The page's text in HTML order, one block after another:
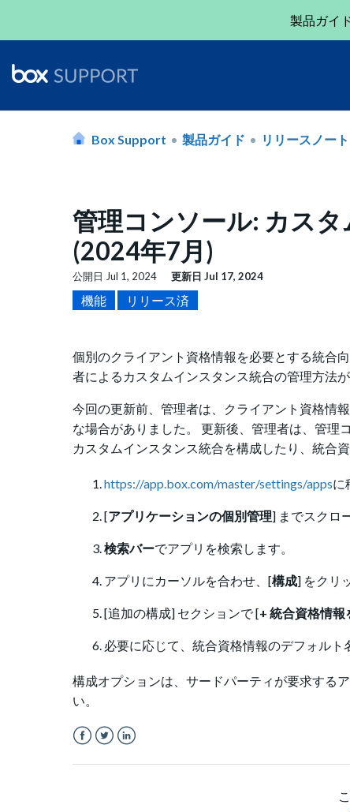
製品ガイ
Box Support 製品ガイド リリースノート
管理コンソール: カス
(2024年7月)
公開日 Jul 1, 2024 更新日 Jul 17, 2024
機能 リリース済
個別のクライアント資格情報を必要とする統合
者によるカスタムインスタンス統合の管理方法
今回の更新前、管理者は、クライアント資格情
な場合がありました。 更新後、管理者は、管理
カスタムインスタンス統合を構成したり、統合
https://app.box.com/master/settings/appsに
[アプリケーションの個別管理] までスクロ
検索バーでアプリを検索します。
アプリにカーソルを合わせ、[構成] をクリ
[追加の構成] セクションで [+ 統合資格情報
必要に応じて、統合資格情報のデフォルト
構成オプションは、サードパーティが要求する
い。